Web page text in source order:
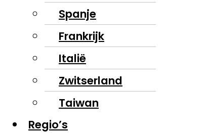
Spanje
Frankrijk
Italië
Zwitserland
Taiwan
Regio’s